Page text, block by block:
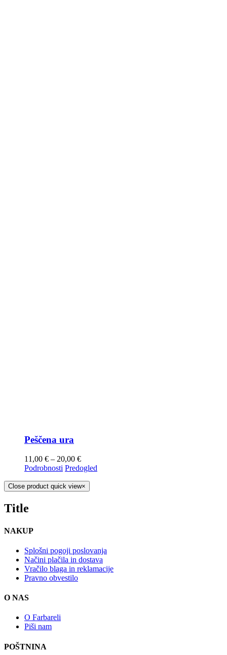
Peščena ura
11,00 € – 20,00 €
Podrobnosti Predogled
Close product quick view×
Title
NAKUP
Splošni pogoji poslovanja
Načini plačila in dostava
Vračilo blaga in reklamacije
Pravno obvestilo
O NAS
O Farbareli
Piši nam
POŠTNINA